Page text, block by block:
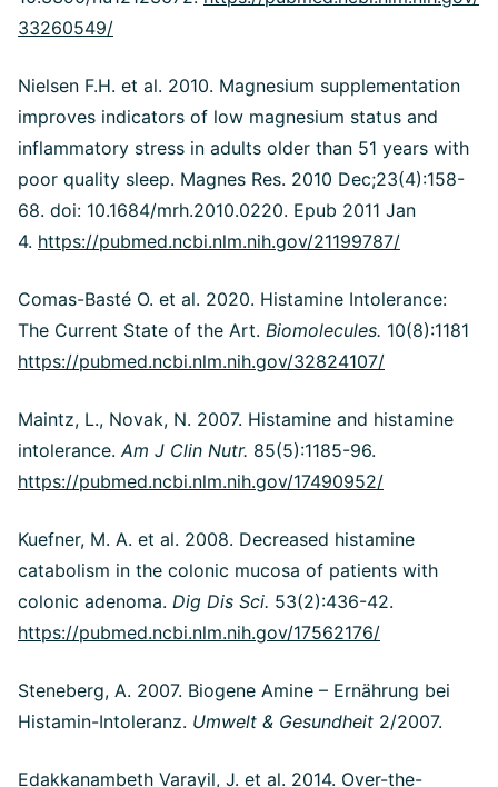
33260549/
Nielsen F.H. et al. 2010. Magnesium supplementation
improves indicators of low magnesium status and
inflammatory stress in adults older than 51 years with
poor quality sleep. Magnes Res. 2010 Dec;23(4):158-
68. doi: 10.1684/mrh.2010.0220. Epub 2011 Jan
4. https://pubmed.ncbi.nlm.nih.gov/21199787/
Comas-Basté O. et al. 2020. Histamine Intolerance:
The Current State of the Art. Biomolecules. 10(8):1181
https://pubmed.ncbi.nlm.nih.gov/32824107/
Maintz, L., Novak, N. 2007. Histamine and histamine
intolerance. Am J Clin Nutr. 85(5):1185-96.
https://pubmed.ncbi.nlm.nih.gov/17490952/
Kuefner, M. A. et al. 2008. Decreased histamine
catabolism in the colonic mucosa of patients with
colonic adenoma. Dig Dis Sci. 53(2):436-42.
https://pubmed.ncbi.nlm.nih.gov/17562176/
Steneberg, A. 2007. Biogene Amine – Ernährung bei
Histamin-Intoleranz. Umwelt & Gesundheit 2/2007.
Edakkanambeth Varayil, J. et al. 2014. Over-the-